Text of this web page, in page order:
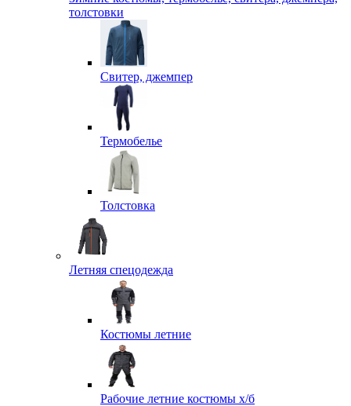
толстовки
Свитер, джемпер
Термобелье
Толстовка
Летняя спецодежда
Костюмы летние
Рабочие летние костюмы х/б